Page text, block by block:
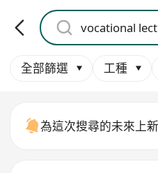
全部篩選 工種
為這次搜尋的未來上